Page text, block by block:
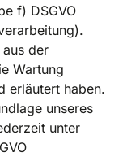
f) DSGVO
der
Wartung
erläutert haben.
unseres
unter